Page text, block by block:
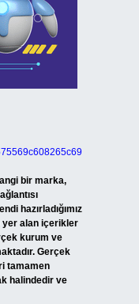
bir marka,
hazırladığımız
yer alan içerikler
kurum ve
Gerçek
tamamen
halindedir ve